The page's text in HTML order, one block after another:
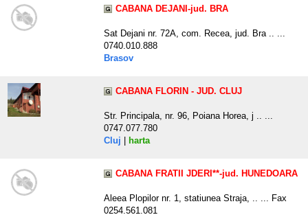
CABANA DEJANI-jud. BRA
Sat Dejani nr. 72A, com. Recea, jud. Bra .. ...
0740.010.888
Brasov
CABANA FLORIN - JUD. CLUJ
Str. Principala, nr. 96, Poiana Horea, j .. ...
0747.077.780
Cluj
harta
CABANA FRATII JDERI**-jud. HUNEDOARA
Aleea Plopilor nr. 1, statiunea Straja, .. ... Fax
0254.561.081